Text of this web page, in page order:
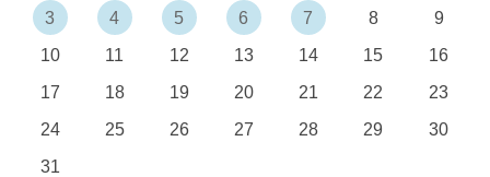
3
4 5 6 7 8
9
10
11 12 13 14 15
16
17
18 19 20 21 22
23
24
25 26 27 28 29
30
31